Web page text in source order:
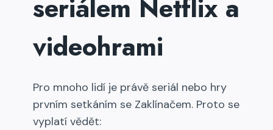
seriálem Netflix a
videohrami
Pro mnoho lidí je právě seriál nebo hry
prvním setkáním se Zaklínačem. Proto se
vyplatí vědět: